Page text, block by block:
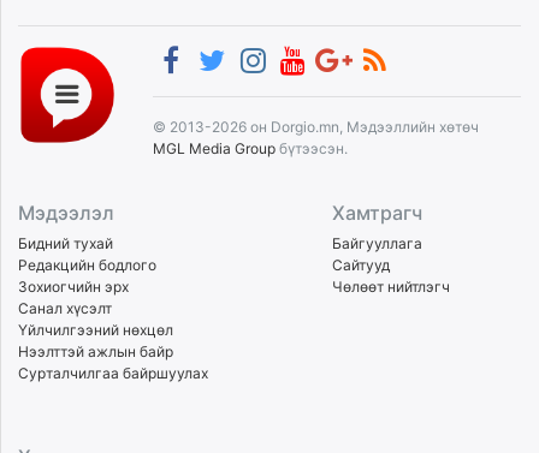
© 2013-2026 он Dorgio.mn, Мэдээллийн хөтөч
MGL Media Group бүтээсэн.
Мэдээлэл
Бидний тухай
Редакцийн бодлого
Зохиогчийн эрх
Санал хүсэлт
Үйлчилгээний нөхцөл
Нээлттэй ажлын байр
Сурталчилгаа байршуулах
Хамтрагч
Байгууллага
Сайтууд
Чөлөөт нийтлэгч